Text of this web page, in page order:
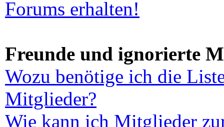
Forums erhalten!
Freunde und ignorierte
Wozu benötige ich die
Mitglieder?
Wie kann ich Mitglieder